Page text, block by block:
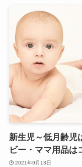
新生児～低月齢児
ビー・ママ用品は
2021年9月13日